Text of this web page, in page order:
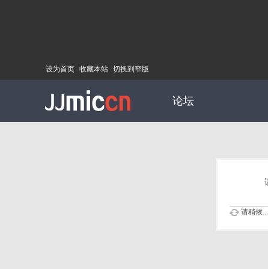
设为首页 收藏本站 切换到窄版
论坛
请稍候...